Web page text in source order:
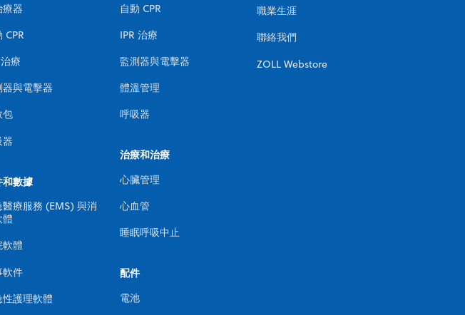
器
CPR
療
器與電擊器
包
自動 CPR
IPR 治療
監測器與電擊器
體溫管理
呼吸器
治療和治療
心臟管理
心血管
睡眠呼吸中止
和數據
醫療服務 (EMS) 與消
體
軟體
軟件
性護理軟體
配件
電池
職業生涯
聯絡我們
ZOLL Webstore